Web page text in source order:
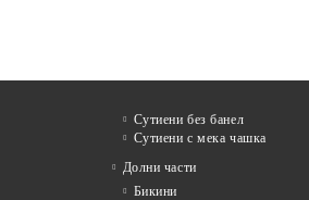
Сутиени без банел
Сутиени с мека чашка
Долни части
Бикини